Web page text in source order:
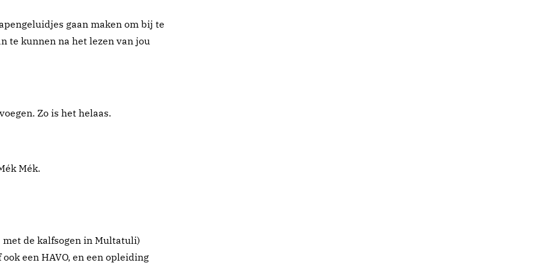
gaan maken om bij te
te kunnen na het lezen van jou
Zo is het helaas.
Mék.
met de kalfsogen in Multatuli)
een HAVO, en een opleiding